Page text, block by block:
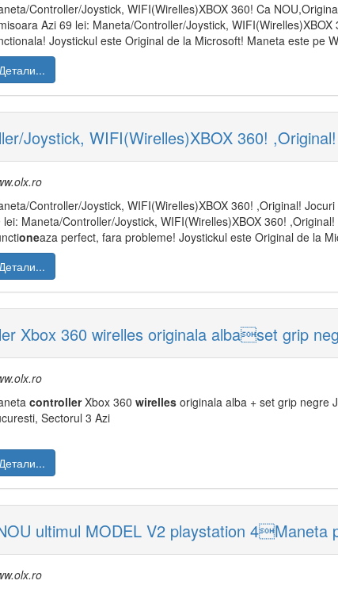
Controller/Joystick, WIFI(Wirelles)XBOX 360! Ca
Azi 69 lei: Maneta/Controller/Joystick,
Joystickul este Original de la Microsoft! Maneta este pe
Joystick, WIFI(Wirelles)XBOX 360! ,Original!
Controller/Joystick, WIFI(Wirelles)XBOX 360! ,Original!
lei: Maneta/Controller/Joystick, WIFI(Wirelles)XBOX 360!
oneaza perfect, fara probleme! Joystickul este Original de la
Xbox 360 wirelles originala albaset grip
controllerXbox 360 wirelles originala alba + set grip negre
Sectorul 3 Azi
ultimul MODEL V2 playstation 4Maneta